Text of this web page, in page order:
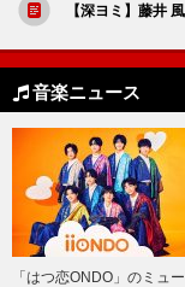
【深ヨミ】藤井
音楽ニュース
「はつ恋ONDO」のミ